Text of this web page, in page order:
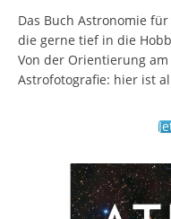
Das Buch Astronomie
die gerne tief in die
Von der Orientierung
Astrofotografie: hier ist